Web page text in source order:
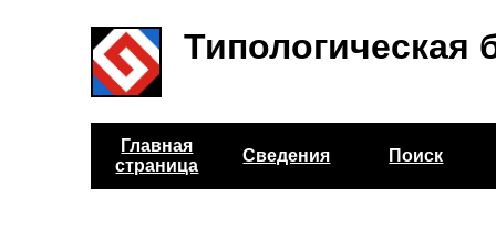
Типологическая
Главная
страница
Сведения Поиск